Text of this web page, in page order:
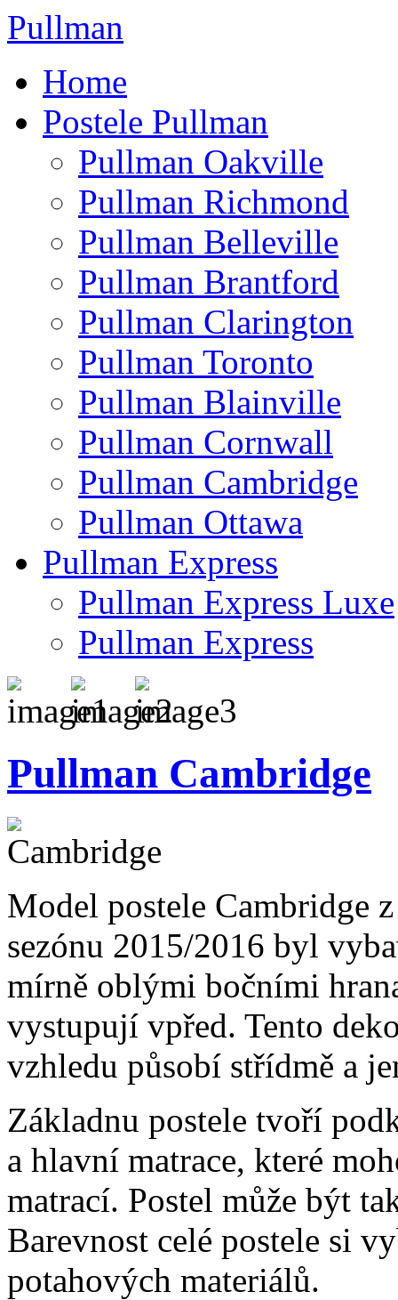
Pullman
Home
Postele Pullman
Pullman Oakville
Pullman Richmond
Pullman Belleville
Pullman Brantford
Pullman Clarington
Pullman Toronto
Pullman Blainville
Pullman Cornwall
Pullman Cambridge
Pullman Ottawa
Pullman Express
Pullman Express Luxe
Pullman Express
Pullman Cambridge
Model postele Cambridge
sezónu 2015/2016 byl
mírně oblými bočními
vystupují vpřed. Tento
vzhledu působí střídmě a
Základnu postele tvoří
a hlavní matrace, které
matrací. Postel může být
Barevnost celé postele si
potahových materiálů.